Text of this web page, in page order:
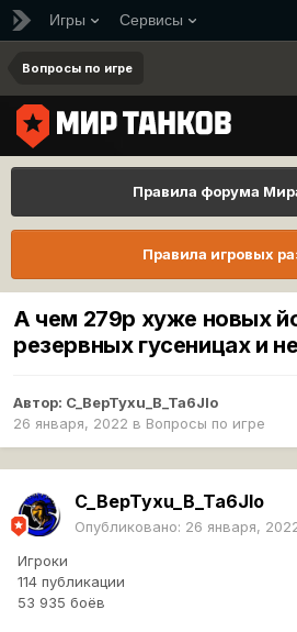
Игры Сервисы
Вопросы по игре
Правила форума
Правила игровых
А чем 279р хуже новых
резервных гусеницах и
Автор: C_BepTyxu_B_Ta6Jlo
26 января, 2022 в Вопросы по игре
C_BepTyxu_B_Ta6Jlo
Опубликовано: 26 января,
Игроки
114 публикации
53 935 боёв